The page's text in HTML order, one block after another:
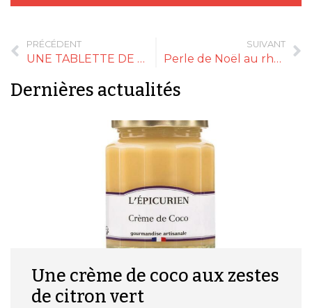
PRÉCÉDENT
UNE TABLETTE DE CHOCOLAT FOURRÉ D’UN PRALINÉ NOIX
SUIVANT
Perle de Noël au rhum
Dernières actualités
Une crème de coco aux zestes
de citron vert